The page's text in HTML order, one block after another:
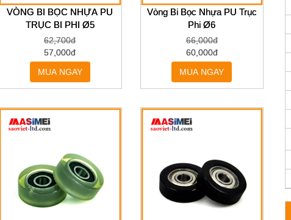
VÒNG BI BỌC NHỰA PU
TRỤC BI PHI Ø5
62,700đ
57,000đ
MUA NGAY
Vòng Bi Bọc Nhựa PU Trục
Phi Ø6
66,000đ
60,000đ
MUA NGAY